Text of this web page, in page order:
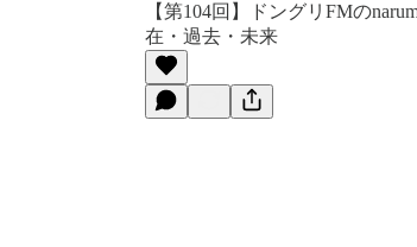
【第104回】ドングリFMの
在・過去・未来